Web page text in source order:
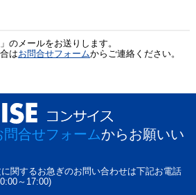
のメールをお送りします。
はお問合せフォームからご連絡ください。
問合せフォームからお願いい
関するお急ぎのお問い合わせは下記お電話
～17:00)